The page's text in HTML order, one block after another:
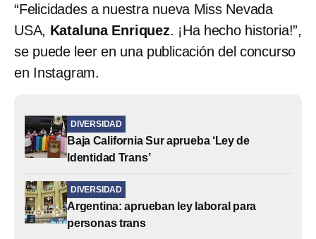
“Felicidades a nuestra nueva Miss Nevada
USA, Kataluna Enriquez. ¡Ha hecho historia!”,
se puede leer en una publicación del concurso
en Instagram.
DIVERSIDAD
Baja California Sur aprueba ‘Ley de
Identidad Trans’
DIVERSIDAD
Argentina: aprueban ley laboral para
personas trans